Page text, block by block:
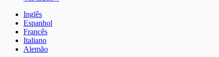
Inglês
Espanhol
Francês
Italiano
Alemão